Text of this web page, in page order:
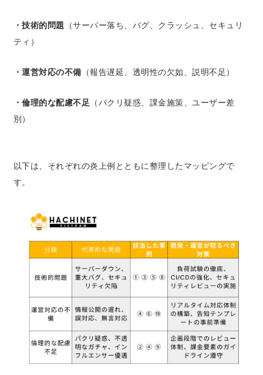
・技術的問題
（サーバー落ち、バグ、クラッシュ、セキュリ
ティ）
・運営対応の不備 （報告遅延、透明性の欠如、説明不足）
・倫理的な配慮不足 （パクリ疑惑、課金施策、ユーザー差
別）
以下は、それぞれの炎上例とともに整理したマッピングで
す。